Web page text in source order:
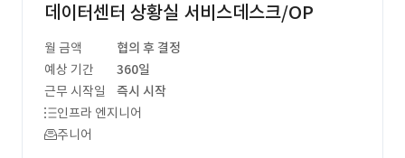
데이터센터 상황실 서비스데스크/OP
월 금액
협의 후 결정
예상 기간
360일
근무 시작일
즉시 시작
인프라 엔지니어
주니어